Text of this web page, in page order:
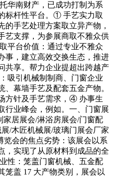
南财产，已成功打制为系
标杆性平台。① 手艺实力取
手艺处理方案取立异产物，
艺支撑，为参展商取不雅众供
平台价值：通过专业不雅众
事，建立高效交换生态，推进
共享。帮力企业提超出跨越产
吸引机械制制商、门窗企业
、幕墙手艺及配套五金产物。
方针及手艺需求，④ 办事生
行业峰会，例如。一、门窗展
居展会/淋浴房展会/门窗配
/木匠机械展/玻璃门展会厂家
览会的焦点劣势：该展会以系
，实现了从原材料到成品的全
性：笼盖门窗机械、五金配
笼盖 17 大产物类别，展会以